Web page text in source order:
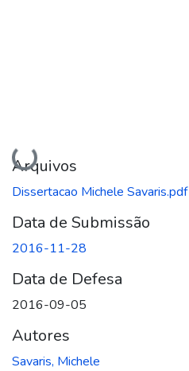
Carregando...
Arquivos
Dissertacao Michele Savaris.pdf
Data de Submissão
2016-11-28
Data de Defesa
2016-09-05
Autores
Savaris, Michele